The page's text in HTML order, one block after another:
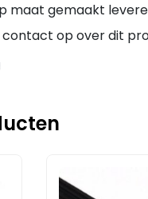
maat gemaakt
contact op over dit